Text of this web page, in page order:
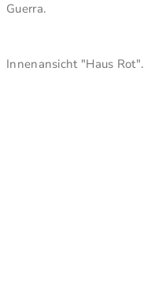
Guerra.
Innenansicht "Haus Rot".